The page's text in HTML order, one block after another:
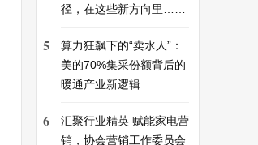
径，在这些新方向里……
5
算力狂飙下的“卖水人”：
美的70%集采份额背后的
暖通产业新逻辑
6
汇聚行业精英 赋能家电营
销，协会营销工作委员会